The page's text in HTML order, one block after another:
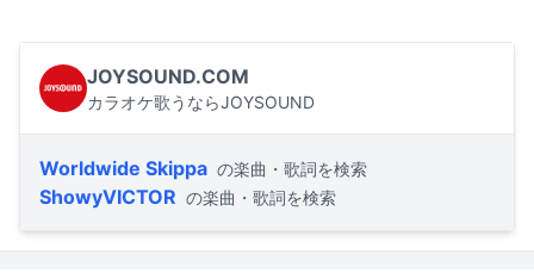
JOYSOUND.COM
カラオケ歌うならJOYSOUND
Worldwide Skippa の楽曲・歌詞を検索
ShowyVICTOR の楽曲・歌詞を検索